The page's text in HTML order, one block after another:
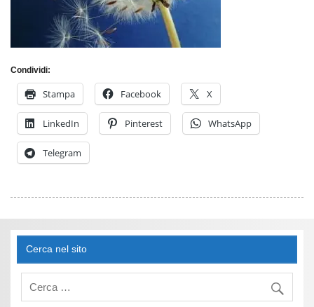
Condividi:
Stampa Facebook X
LinkedIn Pinterest WhatsApp
Telegram
Cerca nel sito